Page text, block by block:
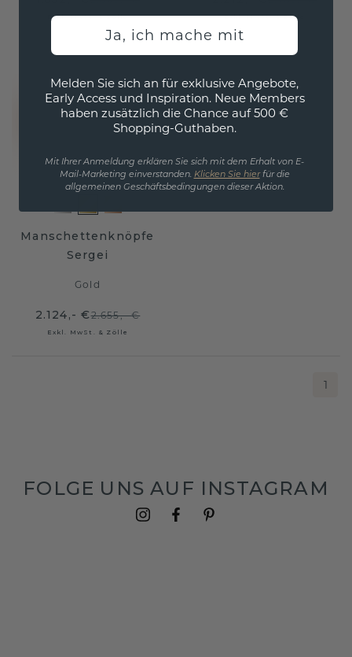
Exkl. MwSt. & Zölle Exkl. MwSt. & Zölle
Manschettenknöpfe
Sergei
Gold
2.124,- €2.655,- €
Exkl. MwSt. & Zölle
1
FOLGE UNS AUF INSTAGRAM
Ja, ich mache mit
Melden Sie sich an für exklusive Angebote,
Early Access und Inspiration. Neue Members
haben zusätzlich die Chance auf 500 €
Shopping-Guthaben.
Mit Ihrer Anmeldung erklären Sie sich mit dem Erhalt von E-
Mail-Marketing einverstanden. Klicken Sie hierfür die
allgemeinen Geschäftsbedingungen dieser Aktion.